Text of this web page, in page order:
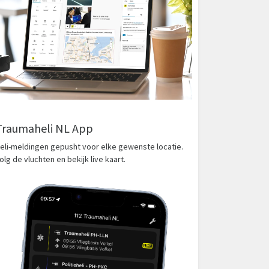
NL App
meldingen gepusht voor elke gewenste locatie.
de vluchten en bekijk live kaart.